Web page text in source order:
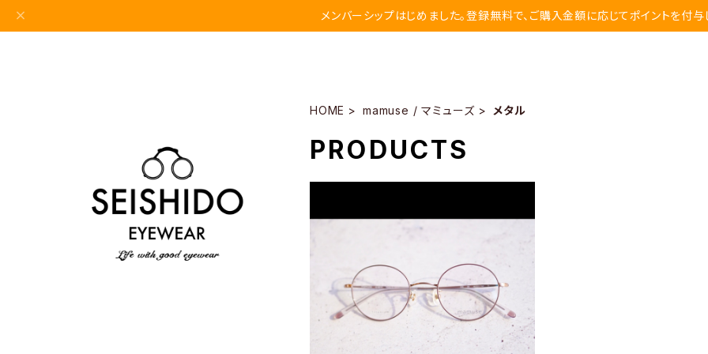
メンバーシップはじめました。登録無料で、ご購入金額に応じてポイントを付与
HOME mamuse / マミューズ メタル
PRODUCTS
【mamuse/マミューズ】m-8014 46
BR
¥25,000